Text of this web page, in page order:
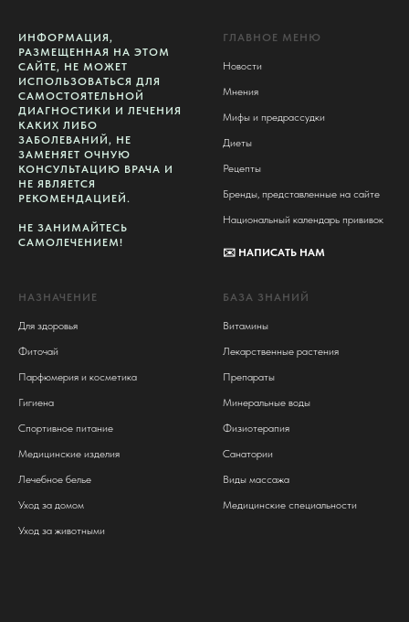
ИНФОРМАЦИЯ,
РАЗМЕЩЕННАЯ НА ЭТОМ
САЙТЕ, НЕ МОЖЕТ
ИСПОЛЬЗОВАТЬСЯ ДЛЯ
САМОСТОЯТЕЛЬНОЙ
ДИАГНОСТИКИ И ЛЕЧЕНИЯ
КАКИХ ЛИБО
ЗАБОЛЕВАНИЙ, НЕ
ЗАМЕНЯЕТ ОЧНУЮ
КОНСУЛЬТАЦИЮ ВРАЧА И
НЕ ЯВЛЯЕТСЯ
РЕКОМЕНДАЦИЕЙ.
НЕ ЗАНИМАЙТЕСЬ
САМОЛЕЧЕНИЕМ!
ГЛАВНОЕ МЕНЮ
Новости
Мнения
Мифы и предрассудки
Диеты
Рецепты
Бренды, представленные на сайте
Национальный календарь прививок
✉️ НАПИСАТЬ НАМ
НАЗНАЧЕНИЕ
Для здоровья
Фиточай
Парфюмерия и косметика
Гигиена
Спортивное питание
Медицинские изделия
Лечебное белье
Уход за домом
Уход за животными
БАЗА ЗНАНИЙ
Витамины
Лекарственные растения
Препараты
Минеральные воды
Физиотерапия
Санатории
Виды массажа
Медицинские специальности